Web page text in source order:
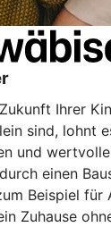
Ihrer
sind, lohnt
und
einen
Beispiel für
Zuhause